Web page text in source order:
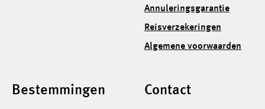
Annuleringsgarantie
Reisverzekeringen
Algemene voorwaarden
Bestemmingen Contact